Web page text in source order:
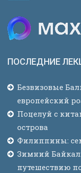
ПОСЛЕДНИЕ
Безвизовые
европейский
Поцелуй с
острова
Филиппины:
Зимний
путешествию